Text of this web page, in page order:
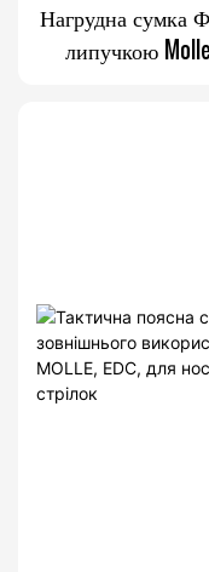
Нагрудна сумка
липучкою